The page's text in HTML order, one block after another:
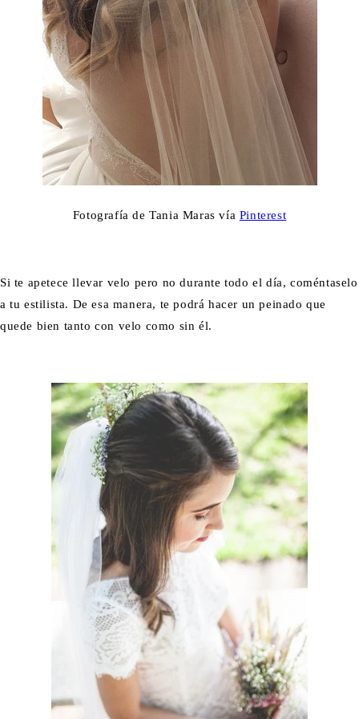
Fotografía de Tania Maras vía Pinterest
Si te apetece llevar velo pero no durante todo el día, coméntaselo
a tu estilista. De esa manera, te podrá hacer un peinado que
quede bien tanto con velo como sin él.